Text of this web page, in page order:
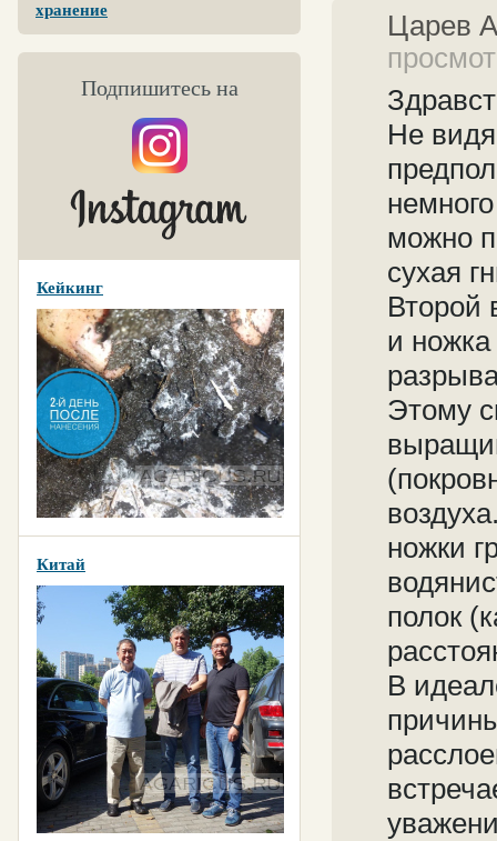
хранение
Подпишитесь на
Кейкинг
Китай
Царев
Не
можно
сухая
Второй
и
Этому
ножки
полок
В